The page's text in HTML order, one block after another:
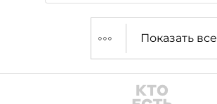
Показать все